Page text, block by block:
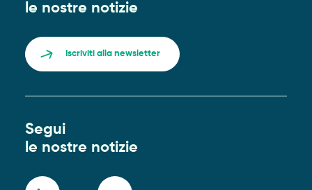
le nostre notizie
Iscriviti alla newsletter
Segui
le nostre notizie